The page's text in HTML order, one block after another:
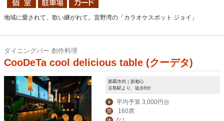
地域に愛されて、歌い継がれて。宜野湾の「カラオケスポット ジョイ」
ダイニングバー 創作料理
CooDeTa cool delicious table (クーデタ)
那覇市内｜新都心
古島駅より、徒歩8分
￥ 平均予算 3,000円台
席 160席